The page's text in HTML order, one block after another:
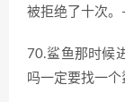
被拒绝了十次
70.鲨鱼那时候
吗一定要找一个